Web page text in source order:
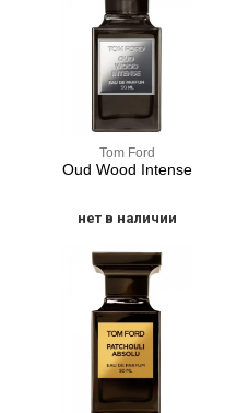
Tom Ford
Oud Wood Intense
нет в наличии